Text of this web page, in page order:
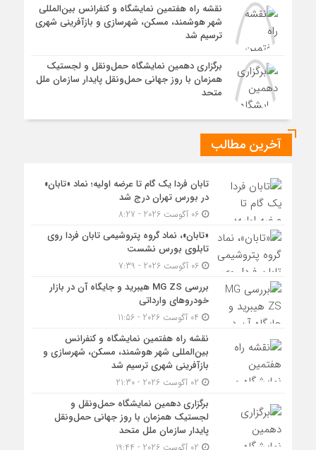
نقشه راه هفتمین نمایشگاه و کنفرانس بین‌المللی
شهر هوشمند، مسکن، شهرسازی و بازآفرینی شهری
ترسیم شد
برگزاری دهمین نمایشگاه حمل‌ونقل و لجستیک
همزمان با روز جهانی حمل‌ونقل پایدار سازمان ملل
متحد
آخرین مطالب
تابان فردا یک گام تا عرضه اولیه؛ نماد «تابان»
در بورس تهران درج شد
06 آگوست 2026 - 8:27
«تابان»، نماد گروه پتروشیمی تابان فردا روی
تابلوی بورس نشست
06 آگوست 2026 - 7:39
بررسی MG ZS هیبرید و جایگاه آن در بازار
خودروهای وارداتی
نقشه راه هفتمین نمایشگاه و کنفرانس
بین‌المللی شهر هوشمند، مسکن، شهرسازی و
بازآفرینی شهری ترسیم شد
برگزاری دهمین نمایشگاه حمل‌ونقل و
لجستیک همزمان با روز جهانی حمل‌ونقل
پایدار سازمان ملل متحد